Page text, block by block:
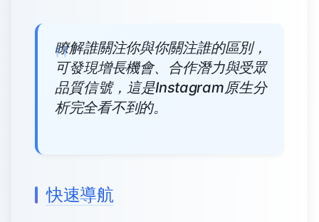
瞭解誰關注你與你關注誰的區別，
可發現增長機會、合作潛力與受眾
品質信號，這是Instagram原生分
析完全看不到的。
快速導航